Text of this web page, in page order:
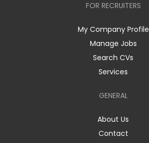
FOR RECRUITERS
My Company Profile
Manage Jobs
Search CVs
Services
GENERAL
About Us
Contact